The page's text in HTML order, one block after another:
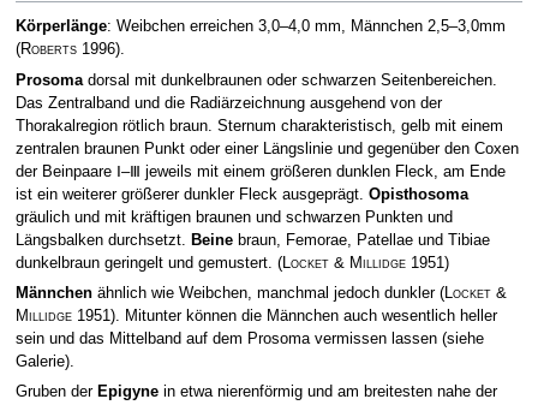
Körperlänge: Weibchen erreichen 3,0–4,0 mm, Männchen 2,5–3,0mm
(Roberts1996).
Prosomadorsal mit dunkelbraunen oder schwarzen Seitenbereichen.
Das Zentralband und die Radiärzeichnung ausgehend von der
Thorakalregion rötlich braun. Sternum charakteristisch, gelb mit einem
zentralen braunen Punkt oder einer Längslinie und gegenüber den Coxen
der Beinpaare Ⅰ–Ⅲ jeweils mit einem größeren dunklen Fleck, am Ende
ist ein weiterer größerer dunkler Fleck ausgeprägt. Opisthosoma
gräulich und mit kräftigen braunen und schwarzen Punkten und
Längsbalken durchsetzt.
Beinebraun, Femorae, Patellae und Tibiae
dunkelbraun geringelt und gemustert. (Locket & Millidge1951)
Männchenähnlich wie Weibchen, manchmal jedoch dunkler (Locket &
Millidge1951). Mitunter können die Männchen auch wesentlich heller
sein und das Mittelband auf dem Prosoma vermissen lassen (siehe
Galerie).
Gruben der Epigynein etwa nierenförmig und am breitesten nahe der